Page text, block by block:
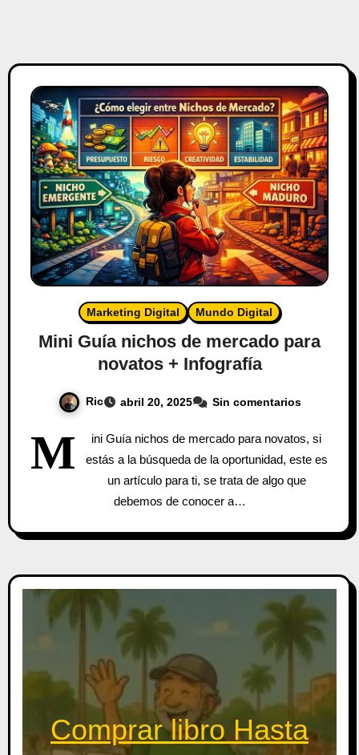
Marketing Digital Mundo Digital
Mini Guía nichos de mercado para
novatos + Infografía
Ric abril 20, 2025 Sin comentarios
M
ini Guía nichos de mercado para novatos, si
estás a la búsqueda de la oportunidad, este es
un artículo para ti, se trata de algo que
debemos de conocer a…
Comprar libro Hasta